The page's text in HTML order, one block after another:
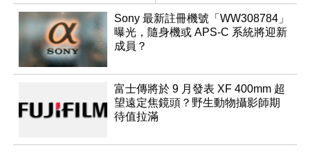
Sony 最新註冊機號「WW308784」
曝光，隨身機或 APS-C 系統將迎新
成員？
富士傳將於 9 月發表 XF 400mm 超
望遠定焦鏡頭？野生動物攝影師期
待值拉滿